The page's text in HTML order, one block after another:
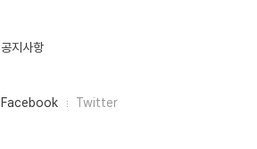
인
공지사항
페
Facebook Twitter